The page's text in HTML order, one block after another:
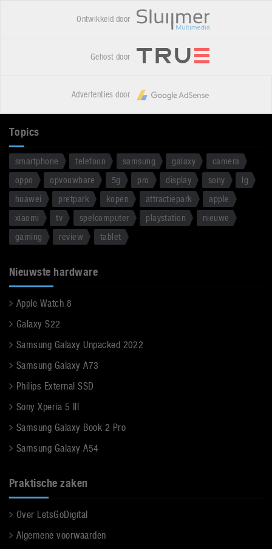
Ontwikkeld door
Gehost door
Advertenties door
Topics
smartphone telefoon samsung galaxy
camera
oppo
opvouwbare 5g pro display sony
lg
huawei
pretpark kopen attractiepark
apple
xiaomi
tv spelcomputer playstation
nieuwe
gaming
review tablet
Nieuwste hardware
Apple Watch 8
Galaxy S22
Samsung Galaxy Unpacked 2022
Samsung Galaxy A73
Philips External SSD
Sony Xperia 5 III
Samsung Galaxy Book 2 Pro
Samsung Galaxy A54
Praktische zaken
Over LetsGoDigital
Algemene voorwaarden